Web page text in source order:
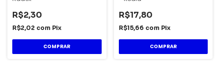
R$2,30
R$2,02 com Pix
R$17,80
R$15,66 com Pix